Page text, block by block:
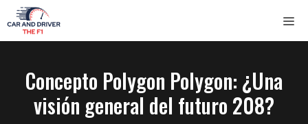
Saltar
al
contenido
Concepto Polygon Polygon: ¿Una
visión general del futuro 208?